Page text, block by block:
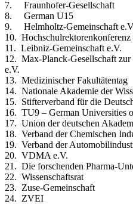
7. Fraunhofer-Gesellschaft
8. German U15
9. Helmholtz-Gemeinschaft
10.
11. Leibniz-Gemeinschaft e.V.
12. Max-Planck-Gesellschaft zur
e.V.
13. Medizinischer Fakultätentag
14. Nationale Akademie der
15. Stifterverband für die
16. TU9 – German Universities
17. Union der deutschen
18. Verband der Chemischen
19. Verband der
20. VDMA e.V.
21. Die forschenden Pharma-
22. Wissenschaftsrat
23. Zuse-Gemeinschaft
24. ZVEI